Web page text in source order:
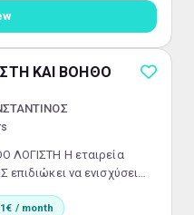
ΚΑΙ ΒΟΗΘΟ
ΚΩΝΣΤΑΝΤΙΝΟΣ
ΛΟΓΙΣΤΗ Η εταιρεία
να ενισχύσει
δυναμική ομάδα
1€ / month